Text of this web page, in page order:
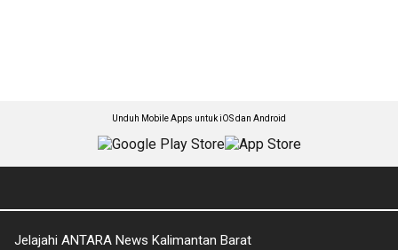
Unduh Mobile Apps untuk iOS dan Android
Jelajahi ANTARA News Kalimantan Barat